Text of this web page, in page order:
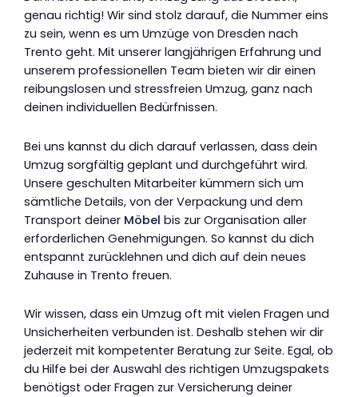
genau richtig! Wir sind stolz darauf, die Nummer eins
zu sein, wenn es um Umzüge von Dresden nach
Trento geht. Mit unserer langjährigen Erfahrung und
unserem professionellen Team bieten wir dir einen
reibungslosen und stressfreien Umzug, ganz nach
deinen individuellen Bedürfnissen.
Bei uns kannst du dich darauf verlassen, dass dein
Umzug sorgfältig geplant und durchgeführt wird.
Unsere geschulten Mitarbeiter kümmern sich um
sämtliche Details, von der Verpackung und dem
Transport deiner Möbel bis zur Organisation aller
erforderlichen Genehmigungen. So kannst du dich
entspannt zurücklehnen und dich auf dein neues
Zuhause in Trento freuen.
Wir wissen, dass ein Umzug oft mit vielen Fragen und
Unsicherheiten verbunden ist. Deshalb stehen wir dir
jederzeit mit kompetenter Beratung zur Seite. Egal, ob
du Hilfe bei der Auswahl des richtigen Umzugspakets
benötigst oder Fragen zur Versicherung deiner